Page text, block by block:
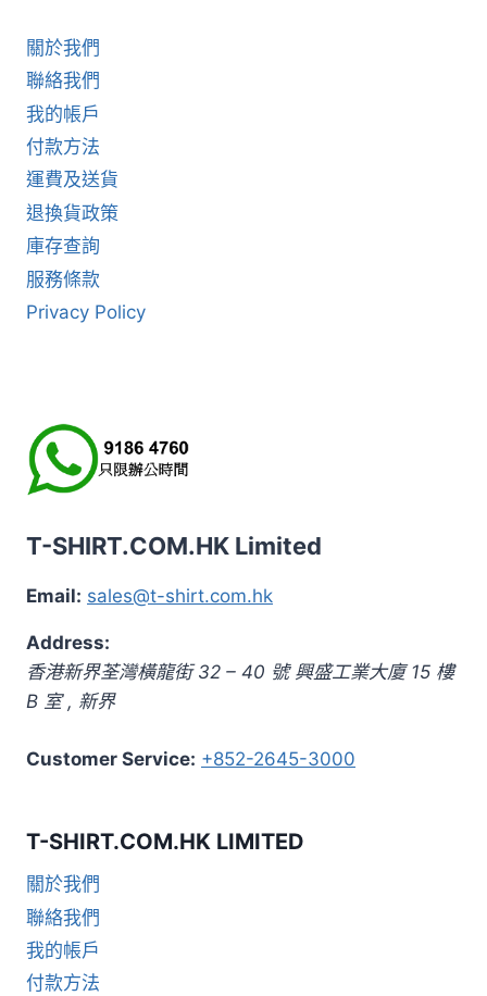
關於我們
聯絡我們
我的帳戶
付款方法
運費及送貨
退換貨政策
庫存查詢
服務條款
Privacy Policy
T-SHIRT.COM.HK Limited
Email: sales@t-shirt.com.hk
Address:
香港新界荃灣橫龍街 32 – 40 號 興盛工業大廈 15 樓
B 室, 新界
Customer Service: +852-2645-3000
T-SHIRT.COM.HK LIMITED
關於我們
聯絡我們
我的帳戶
付款方法